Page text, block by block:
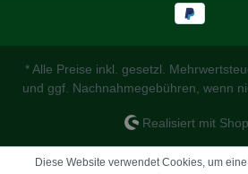
* Alle Preise inkl. gesetzl.
und ggf. Nachnahmegebühren, wenn
Realisiert mit
Diese Website verwendet Cookies, um